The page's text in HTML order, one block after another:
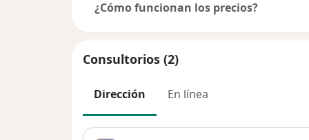
¿Cómo funcionan los precios?
Consultorios (2)
Dirección En línea